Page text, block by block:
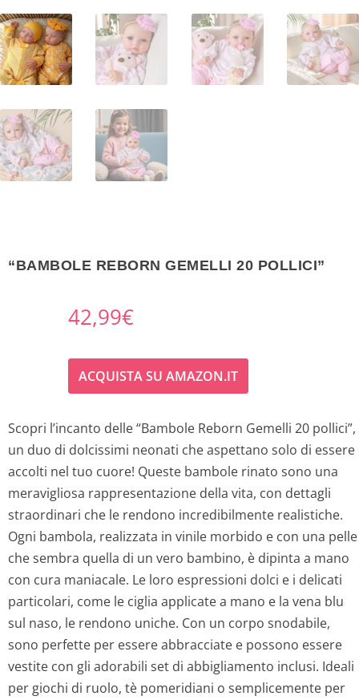
“BAMBOLE REBORN GEMELLI 20 POLLICI”
42,99€
ACQUISTA SU AMAZON.IT
Scopri l’incanto delle “Bambole Reborn Gemelli 20 pollici”,
un duo di dolcissimi neonati che aspettano solo di essere
accolti nel tuo cuore! Queste bambole rinato sono una
meravigliosa rappresentazione della vita, con dettagli
straordinari che le rendono incredibilmente realistiche.
Ogni bambola, realizzata in vinile morbido e con una pelle
che sembra quella di un vero bambino, è dipinta a mano
con cura maniacale. Le loro espressioni dolci e i delicati
particolari, come le ciglia applicate a mano e la vena blu
sul naso, le rendono uniche. Con un corpo snodabile,
sono perfette per essere abbracciate e possono essere
vestite con gli adorabili set di abbigliamento inclusi. Ideali
per giochi di ruolo, tè pomeridiani o semplicemente per